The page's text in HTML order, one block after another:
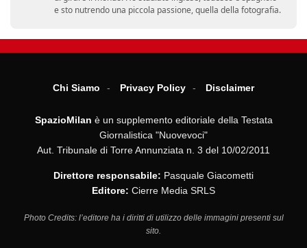
e sto nutrendo una piccola passione, quella della fotografia.
Chi Siamo Privacy Policy Disclaimer
SpazioMilan è un supplemento editoriale della Testata
Giornalistica "Nuovevoci"
Aut. Tribunale di Torre Annunziata n. 3 del 10/02/2011
Direttore responsabile: Pasquale Giacometti
Editore: Cierre Media SRLS
Photo Credits: l’editore ha i diritti di utilizzo delle immagini presenti sul
sito.